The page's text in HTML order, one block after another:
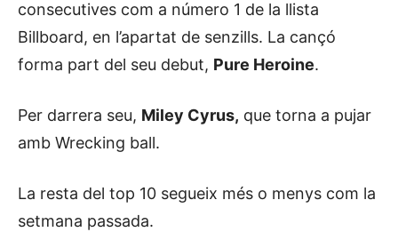
consecutives com a número 1 de la llista
Billboard, en l’apartat de senzills. La cançó
forma part del seu debut, Pure Heroine.
Per darrera seu, Miley Cyrus, que torna a pujar
amb Wrecking ball.
La resta del top 10 segueix més o menys com la
setmana passada.